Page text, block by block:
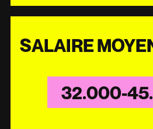
SALAIRE
32.000-